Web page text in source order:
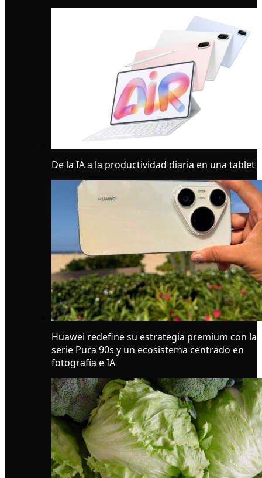
De la IA a la productividad diaria en una tablet
Huawei redefine su estrategia premium con la
serie Pura 90s y un ecosistema centrado en
fotografía e IA